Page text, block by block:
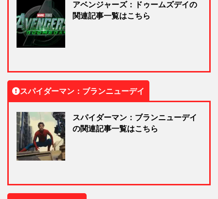
アベンジャーズ：ドゥームズデイの
関連記事一覧はこちら
スパイダーマン：ブランニューデイ
スパイダーマン：ブランニューデイ
の関連記事一覧はこちら